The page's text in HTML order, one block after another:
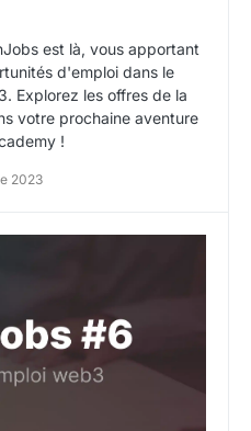
est là, vous apportant
d'emploi dans le
Explorez les offres de la
votre prochaine aventure
!
2023
de la semaine du 18